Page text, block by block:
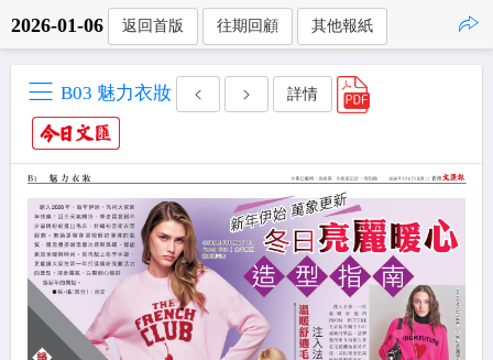
2026-01-06 返回首版 往期回顧 其他報紙
B03 魅力衣妝 詳情
點擊複製